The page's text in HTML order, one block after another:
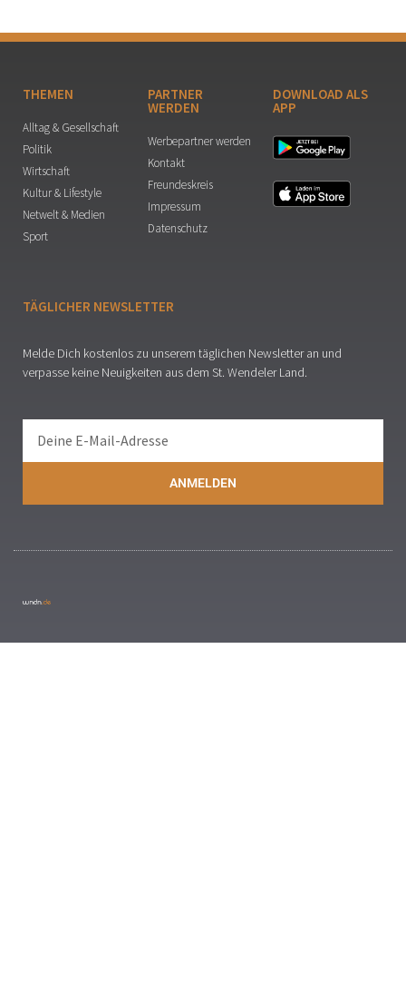
THEMEN
Alltag & Gesellschaft
Politik
Wirtschaft
Kultur & Lifestyle
Netwelt & Medien
Sport
PARTNER
WERDEN
Werbepartner werden
Kontakt
Freundeskreis
Impressum
Datenschutz
DOWNLOAD ALS
APP
TÄGLICHER NEWSLETTER
Melde Dich kostenlos zu unserem täglichen Newsletter an und
verpasse keine Neuigkeiten aus dem St. Wendeler Land.
ANMELDEN